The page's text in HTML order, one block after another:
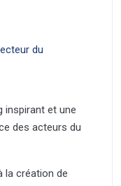
inspirant et une
des acteurs du
la création de